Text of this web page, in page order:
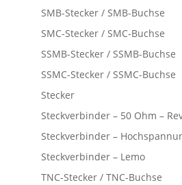
SMB-Stecker / SMB-Buchse
SMC-Stecker / SMC-Buchse
SSMB-Stecker / SSMB-Buchse
SSMC-Stecker / SSMC-Buchse
Stecker
Steckverbinder – 50 Ohm –
Steckverbinder –
Steckverbinder – Lemo
TNC-Stecker / TNC-Buchse